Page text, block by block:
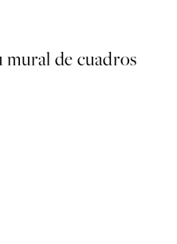
de cuadros